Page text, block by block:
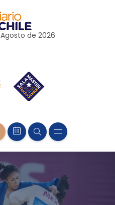
Agosto de 2026